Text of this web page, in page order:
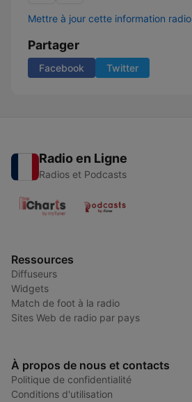
Mettre à jour cette information radio
Partager
Facebook Twitter
Radio en Ligne
Radios et Podcasts
Ressources
Diffuseurs
Widgets
Match de foot à la radio
Sites Web de radio par pays
À propos de nous et contacts
Politique de confidentialité
Conditions d'utilisation